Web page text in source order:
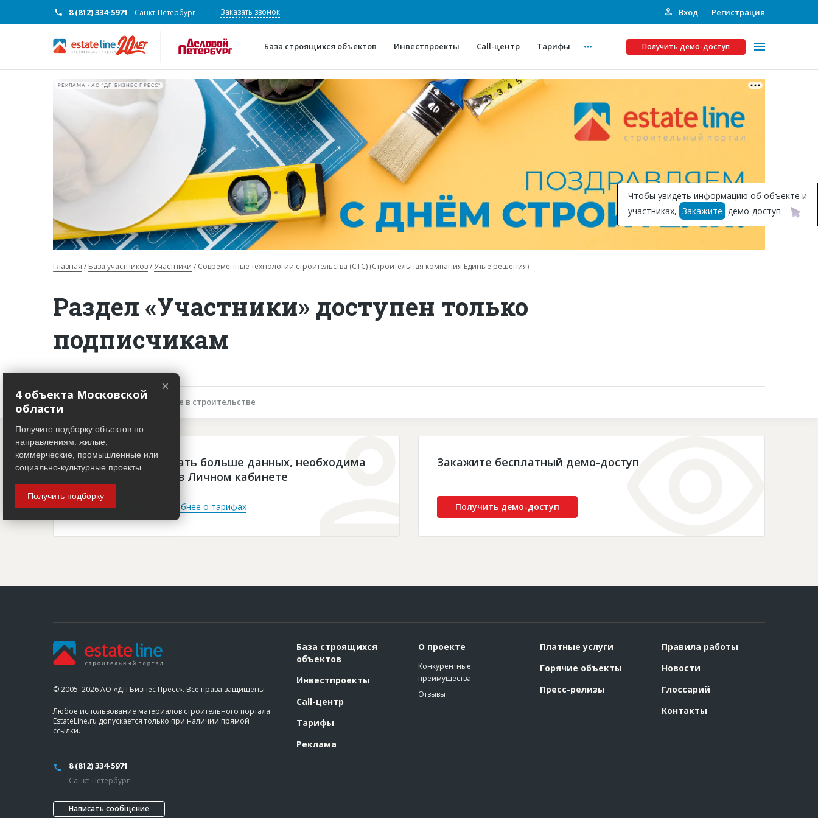
8 (812) 334-5971 Санкт-Петербург Заказать звонок Вход Регистрация
База строящихся объектов Инвестпроекты Call-центр Тарифы Получить демо-доступ
О проекте
Конкурентные преимущества
Горячие объекты
Глоссарий
Платные услуги
Рекламодателям
Инвестпроекты
Подписка на Базу
РЕКЛАМА • АО "ДП БИЗНЕС ПРЕСС"
Главная База участников Участники Современные технологии строительства (СТС) (Строительная компания Единые решения)
Раздел «Участники» доступен только
подписчикам
Описание объекта Участие в строительстве
Чтобы просматривать больше данных, необходима
платная подписка в Личном кабинете
Войти Подробнее о тарифах
Закажите бесплатный демо-доступ
Получить демо-доступ
Чтобы увидеть информацию об объекте и
участниках, Закажите демо-доступ
© 2005–2026 АО «ДП Бизнес Пресс». Все права защищены
Любое использование материалов строительного портала
EstateLine.ru допускается только при наличии прямой
ссылки.
8 (812) 334-5971
Санкт-Петербург
Написать сообщение
База строящихся
объектов
Инвестпроекты
Call-центр
Тарифы
Реклама
О проекте
Конкурентные
преимущества
Отзывы
Платные услуги
Горячие объекты
Пресс-релизы
Правила работы
Новости
Глоссарий
Контакты
×
4 объекта Московской
области
Получите подборку объектов по
направлениям: жилые,
коммерческие, промышленные или
социально-культурные проекты.
Получить подборку